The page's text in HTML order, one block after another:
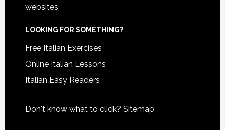
websites.
LOOKING FOR SOMETHING?
Free Italian Exercises
Online Italian Lessons
Italian Easy Readers
Don't know what to click? Sitemap